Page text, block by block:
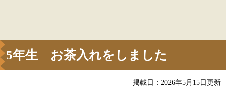
5年生 お茶入れをしました
掲載日：2026年5月15日更新